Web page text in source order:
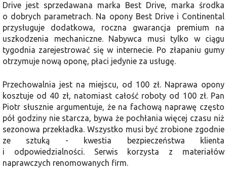
Drive jest sprzedawana marka Best Drive, marka środka
o dobrych parametrach. Na opony Best Drive i Continental
przysługuje dodatkowa, roczna gwarancja premium na
uszkodzenia mechaniczne. Nabywca musi tylko w ciągu
tygodnia zarejestrować się w internecie. Po złapaniu gumy
otrzymuje nową oponę, płaci jedynie za usługę.
Przechowalnia jest na miejscu, od 100 zł. Naprawa opony
kosztuje od 40 zł, natomiast całość roboty od 100 zł. Pan
Piotr słusznie argumentuje, że na fachową naprawę często
pół godziny nie starcza, bywa że pochłania więcej czasu niż
sezonowa przekładka. Wszystko musi być zrobione zgodnie
ze sztuką - kwestia bezpieczeństwa klienta
i odpowiedzialności. Serwis korzysta z materiałów
naprawczych renomowanych firm.